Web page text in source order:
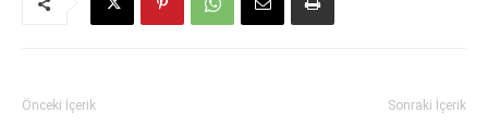
Önceki İçerik Sonraki İçerik